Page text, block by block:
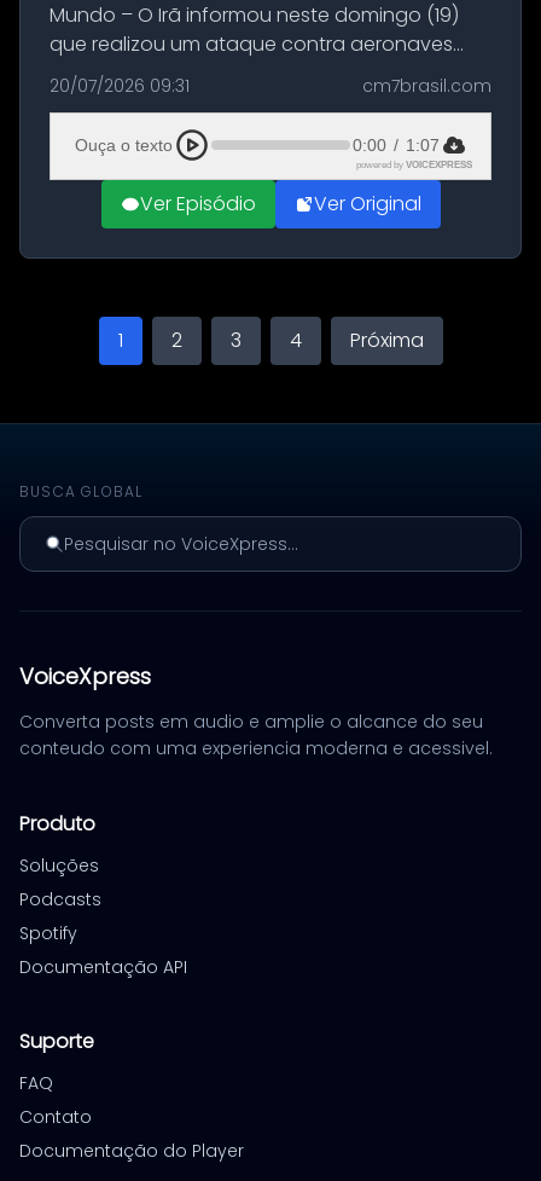
Mundo – O Irã informou neste domingo (19)
que realizou um ataque contra aeronaves
militares dos Estados Unidos estacionadas no
Aeroporto de Aqaba, na Jordânia, durante a
21ª fase da Operação Nasr 2. A...
20/07/2026 09:31 cm7brasil.com
Ouça o texto 0:00 / 1:07
powered by VOICEXPRESS
Ver Episódio Ver Original
1 2 3 4 Próxima
BUSCA GLOBAL
Pesquisar no VoiceXpress...
VoiceXpress
Converta posts em audio e amplie o alcance do seu
conteudo com uma experiencia moderna e acessivel.
Produto
Soluções
Podcasts
Spotify
Documentação API
Suporte
FAQ
Contato
Documentação do Player